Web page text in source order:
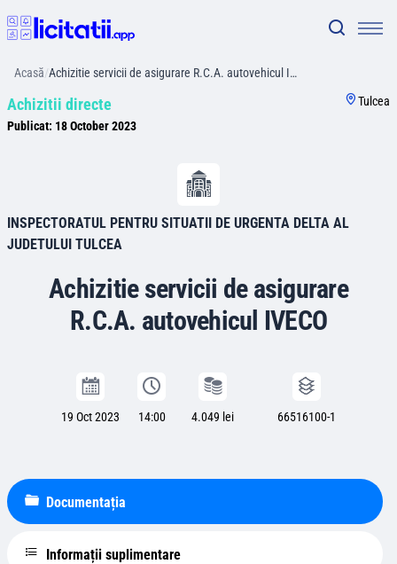
Acasă/Achizitie servicii de asigurare R.C.A. autovehicul I…
Achizitii directe
Publicat: 18 October 2023
Tulcea
INSPECTORATUL PENTRU SITUATII DE URGENTA DELTA AL
JUDETULUI TULCEA
Achizitie servicii de asigurare
R.C.A. autovehicul IVECO
19 Oct 2023 14:00 4.049 lei 66516100-1
Documentația
Informații suplimentare